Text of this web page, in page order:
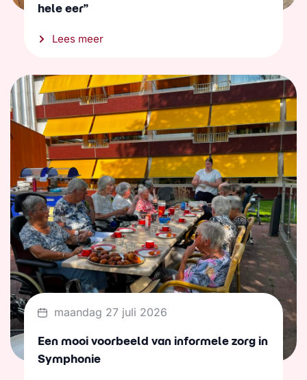
hele eer”
Lees meer
maandag 27 juli 2026
Een mooi voorbeeld van informele zorg in
Symphonie